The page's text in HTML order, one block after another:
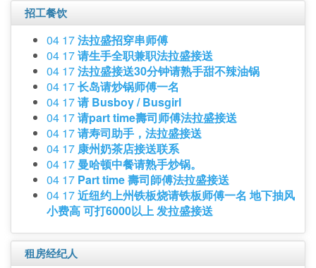
招工餐饮
04 17法拉盛招穿串师傅
04 17请生手全职兼职法拉盛接送
04 17法拉盛接送30分钟请熟手甜不辣油锅
04 17长岛请炒锅师傅一名
04 17请 Busboy / Busgirl
04 17请part time壽司师傅法拉盛接送
04 17请寿司助手，法拉盛接送
04 17 康州奶茶店接送联系
04 17 曼哈顿中餐请熟手炒锅。
04 17 Part time 壽司師傅法拉盛接送
04 17近纽约上州铁板烧请铁板师傅一名 地下抽风
小费高 可打6000以上 发拉盛接送
租房经纪人